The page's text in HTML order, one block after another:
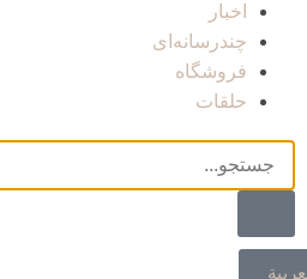
اخبار
چندرسانه‌ای
فروشگاه
حلقات